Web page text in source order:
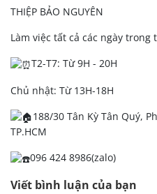
THIỆP BẢO NGUYÊN
Làm việc tất cả các ngày trong
T2-T7: Từ 9H - 20H
Chủ nhật: Từ 13H-18H
188/30 Tân Kỳ Tân Quý,
TP.HCM
096 424 8986(zalo)
Viết bình luận của bạn